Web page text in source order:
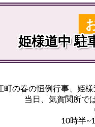
姫様道中 駐
町の春の恒例行事、姫
当日、気賀関所で
10時半